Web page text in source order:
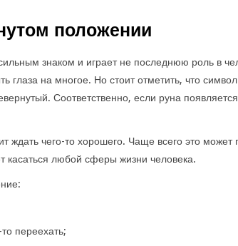
положении
знаком и играет не последнюю роль в
глаза на многое. Но стоит отметить, что
Соответственно, если руна
ждать чего-то хорошего. Чаще всего это может
касаться любой сферы жизни человека.
переехать;